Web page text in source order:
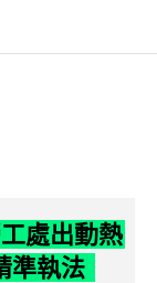
處出動熱
準執法